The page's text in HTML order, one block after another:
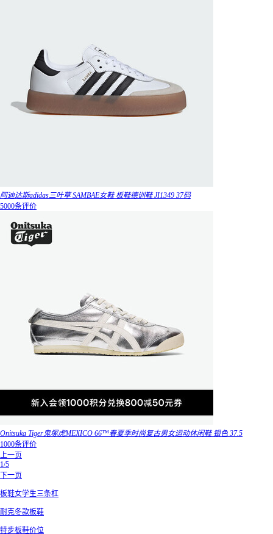
阿迪达斯adidas三叶草 SAMBAE女鞋 板鞋德训鞋 JI1349 37码
5000条评价
Onitsuka Tiger鬼塚虎MEXICO 66™春夏季时尚复古男女运动休闲鞋 银色 37.5
1000条评价
上一页
1/5
下一页
板鞋女学生三条杠
耐克冬款板鞋
特步板鞋价位